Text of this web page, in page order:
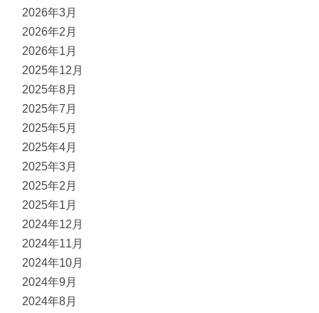
2026年3月
2026年2月
2026年1月
2025年12月
2025年8月
2025年7月
2025年5月
2025年4月
2025年3月
2025年2月
2025年1月
2024年12月
2024年11月
2024年10月
2024年9月
2024年8月